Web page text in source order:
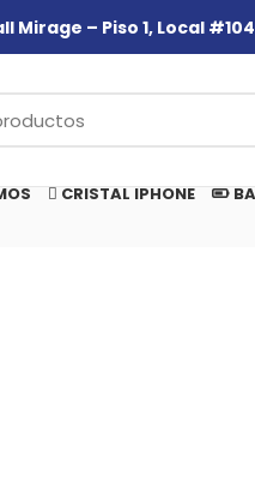
Mirage – Piso 1, Local
CRISTAL IPHONE